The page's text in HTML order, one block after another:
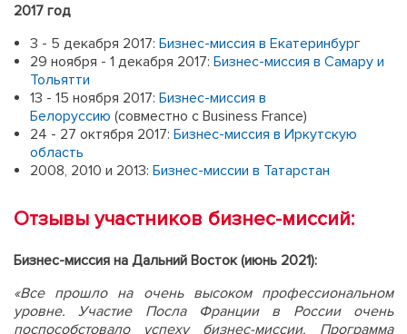
2017 год
3 - 5 декабря 2017: Бизнес-миссия в Екатеринбург
29 ноября - 1 декабря 2017: Бизнес-миссия в Самару и
Тольятти
13 - 15 ноября 2017: Бизнес-миссия в
Белоруссию (совместно с Business France)
24 - 27 октября 2017: Бизнес-миссия в Иркутскую
область
2008, 2010 и 2013: Бизнес-миссии в Татарстан
Отзывы участников бизнес-миссий:
Бизнес-миссия на Дальний Восток (июнь 2021):
«Все прошло на очень высоком профессиональном
уровне. Участие Посла Франции в России очень
поспособстовало успеху бизнес-миссии. Программа